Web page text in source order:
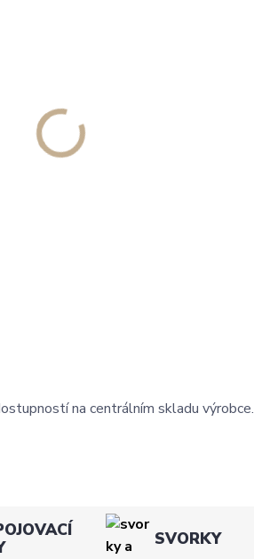
na centrálním skladu výrobce.
SVORKY